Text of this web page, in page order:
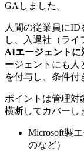
GAしました。
人間の従業員に
し、入退社（ライ
AIエージェントに
ージェントにも人
を付与し、条件付
ポイントは管理対
横断してカバーし
Microsoft製
のなど）